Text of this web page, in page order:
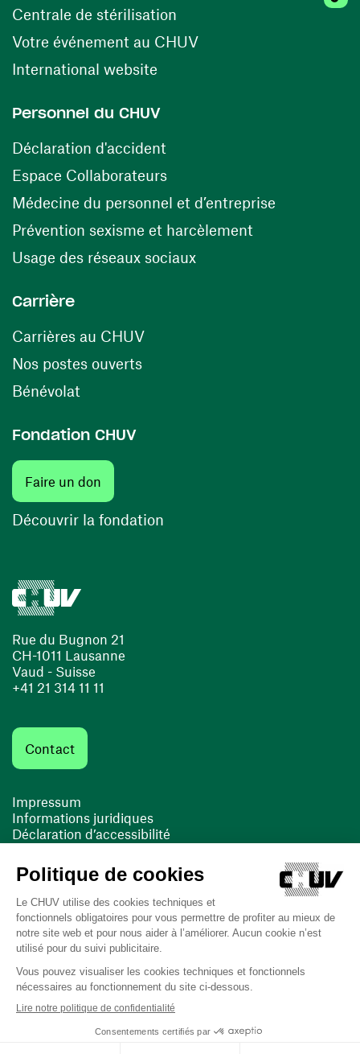
Rue du Bugnon 21
CH-1011 Lausanne
Vaud - Suisse
+41 21 314 11 11
Contact
Impressum
Informations juridiques
Déclaration d’accessibilité
Cookies
(ouvre une nouvelle fenêtre)
(ouvre une nouvelle fenêtre)
Centrale de stérilisation (ouvre une nouvelle
Votre événement au CHUV(ouvre une nouvelle
International website
Personnel du CHUV
Déclaration d'accident
Espace Collaborateurs(ouvre une nouvelle fenêtre)
Médecine du personnel et d’entreprise
Prévention sexisme et harcèlement
Usage des réseaux sociaux(ouvre une nouvelle
Carrière
Carrières au CHUV(ouvre une nouvelle fenêtre)
Nos postes ouverts(ouvre une nouvelle fenêtre)
Bénévolat
Fondation CHUV
Faire un don
Découvrir la fondation